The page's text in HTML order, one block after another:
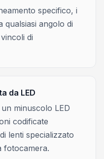
specifico, i
qualsiasi angolo di
di
da LED
minuscolo LED
codificate
lenti specializzato
fotocamera.